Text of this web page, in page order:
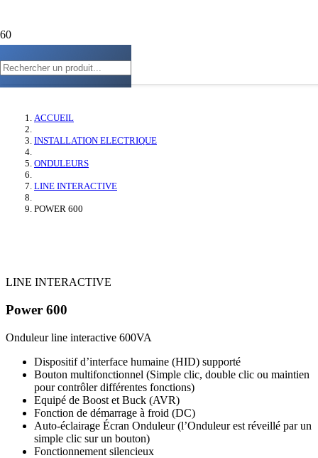
LINE INTERACTIVE
POWER 600
ACCUEIL
INSTALLATION ELECTRIQUE
ONDULEURS
LINE INTERACTIVE
POWER 600
LINE INTERACTIVE
Power 600
Onduleur line interactive 600VA
Dispositif d’interface humaine (HID) supporté
Bouton multifonctionnel (Simple clic, double clic ou maintien
pour contrôler différentes fonctions)
Equipé de Boost et Buck (AVR)
Fonction de démarrage à froid (DC)
Auto-éclairage Écran Onduleur (l’Onduleur est réveillé par un
simple clic sur un bouton)
Fonctionnement silencieux